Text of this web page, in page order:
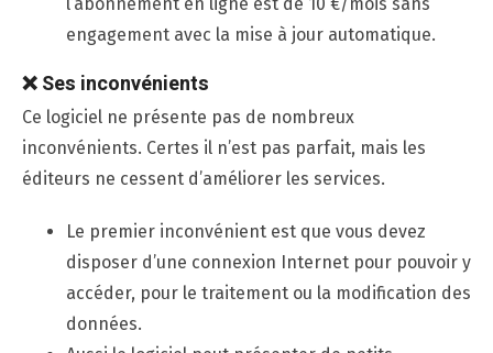
engagement avec la mise à jour automatique.
❌Ses inconvénients
Ce logiciel ne présente pas de nombreux
inconvénients. Certes il n’est pas parfait, mais les
éditeurs ne cessent d’améliorer les services.
Le premier inconvénient est que vous devez
disposer d’une connexion Internet pour pouvoir y
accéder, pour le traitement ou la modification des
données.